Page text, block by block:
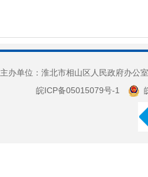
主办单位：淮北市相山区人民政府办
皖ICP备05015079号-1